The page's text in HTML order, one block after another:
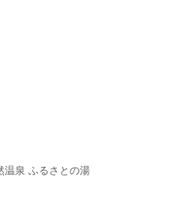
温泉 ふるさとの湯